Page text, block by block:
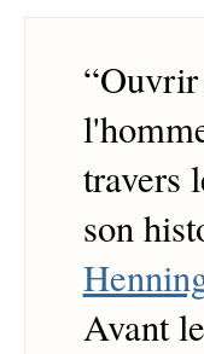
“
travers
son
Avant